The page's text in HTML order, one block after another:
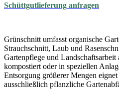
Schüttgutlieferung anfragen
Grünschnitt umfasst organische
Strauchschnitt, Laub und
Gartenpflege und
kompostiert oder in speziellen
Entsorgung größerer Mengen
ausschließlich pflanzliche